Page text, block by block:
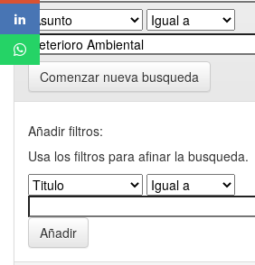
Comenzar nueva busqueda
Añadir filtros:
Usa los filtros para afinar la busqueda.